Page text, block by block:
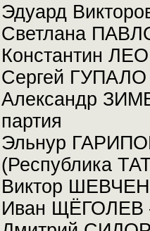
Эдуард
Светлана
Константин
Сергей ГУПАЛО
Александр
партия
Эльнур
(Республика
Виктор
Иван ЩЁГОЛЕВ